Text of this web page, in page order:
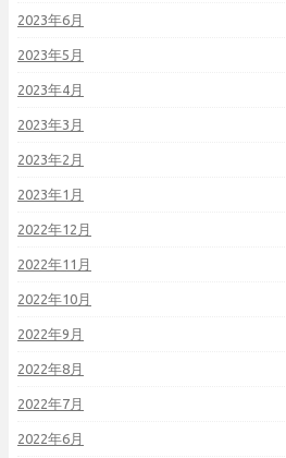
2023年6月
2023年5月
2023年4月
2023年3月
2023年2月
2023年1月
2022年12月
2022年11月
2022年10月
2022年9月
2022年8月
2022年7月
2022年6月